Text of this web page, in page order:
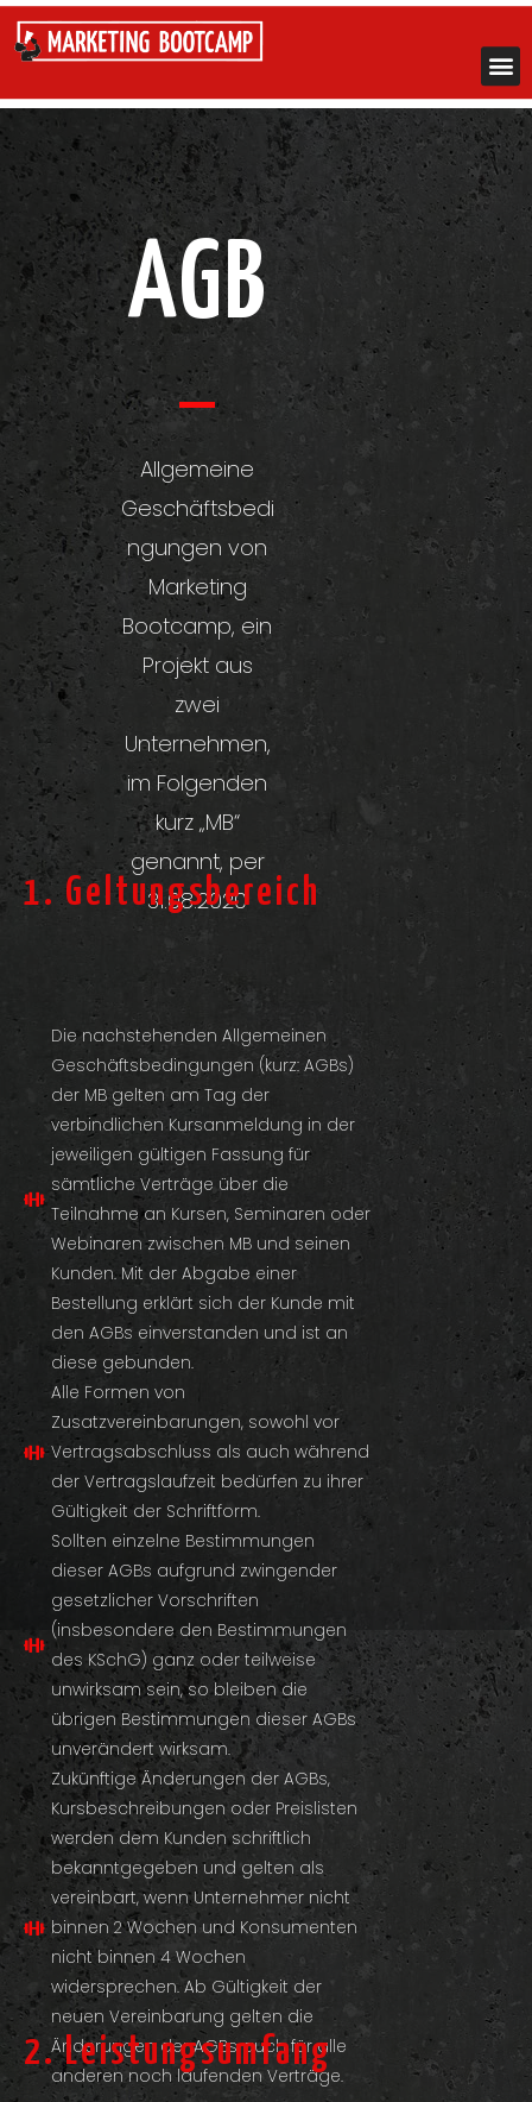
14
/ 100
SEO Punktzahl
AGB
Allgemeine
Geschäftsbedi
ngungen von
Marketing
Bootcamp, ein
Projekt aus
zwei
Unternehmen,
im Folgenden
kurz „MB“
genannt, per
31.08.2020
1. Geltungsbereich
Die nachstehenden Allgemeinen
Geschäftsbedingungen (kurz: AGBs)
der MB gelten am Tag der
verbindlichen Kursanmeldung in der
jeweiligen gültigen Fassung für
sämtliche Verträge über die
Teilnahme an Kursen, Seminaren oder
Webinaren zwischen MB und seinen
Kunden. Mit der Abgabe einer
Bestellung erklärt sich der Kunde mit
den AGBs einverstanden und ist an
diese gebunden.
Alle Formen von
Zusatzvereinbarungen, sowohl vor
Vertragsabschluss als auch während
der Vertragslaufzeit bedürfen zu ihrer
Gültigkeit der Schriftform.
Sollten einzelne Bestimmungen
dieser AGBs aufgrund zwingender
gesetzlicher Vorschriften
(insbesondere den Bestimmungen
des KSchG) ganz oder teilweise
unwirksam sein, so bleiben die
übrigen Bestimmungen dieser AGBs
unverändert wirksam.
Zukünftige Änderungen der AGBs,
Kursbeschreibungen oder Preislisten
werden dem Kunden schriftlich
bekanntgegeben und gelten als
vereinbart, wenn Unternehmer nicht
binnen 2 Wochen und Konsumenten
nicht binnen 4 Wochen
widersprechen. Ab Gültigkeit der
neuen Vereinbarung gelten die
Änderungen der AGBs auch für alle
anderen noch laufenden Verträge.
2. Leistungsumfang